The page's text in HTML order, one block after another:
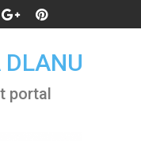
portal